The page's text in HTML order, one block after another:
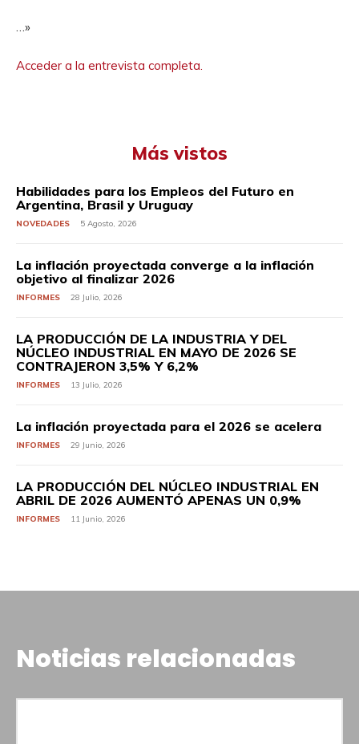
…»
Acceder a la entrevista completa.
Más vistos
Habilidades para los Empleos del Futuro en
Argentina, Brasil y Uruguay
NOVEDADES 5 Agosto, 2026
La inflación proyectada converge a la inflación
objetivo al finalizar 2026
INFORMES 28 Julio, 2026
LA PRODUCCIÓN DE LA INDUSTRIA Y DEL
NÚCLEO INDUSTRIAL EN MAYO DE 2026 SE
CONTRAJERON 3,5% Y 6,2%
INFORMES 13 Julio, 2026
La inflación proyectada para el 2026 se acelera
INFORMES 29 Junio, 2026
LA PRODUCCIÓN DEL NÚCLEO INDUSTRIAL EN
ABRIL DE 2026 AUMENTÓ APENAS UN 0,9%
INFORMES 11 Junio, 2026
Noticias relacionadas